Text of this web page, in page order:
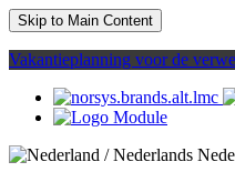
Skip to Main Content
Vakantieplanning voor de